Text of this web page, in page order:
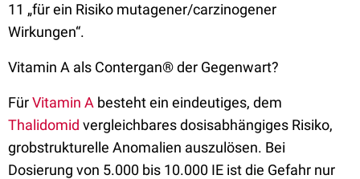
11 „für ein Risiko mutagener/carzinogener
Wirkungen“.
Vitamin A als Contergan® der Gegenwart?
FürVitamin A besteht ein eindeutiges, dem
Thalidomid vergleichbares dosisabhängiges Risiko,
grobstrukturelle Anomalien auszulösen. Bei
Dosierung von 5.000 bis 10.000 IE ist die Gefahr nur